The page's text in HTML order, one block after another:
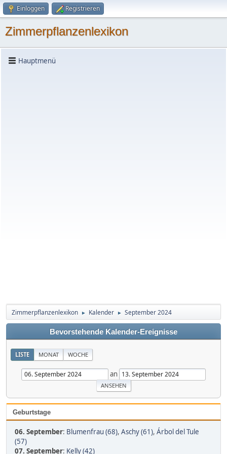
Einloggen Registrieren
Zimmerpflanzenlexikon
Hauptmenü
Zimmerpflanzenlexikon ► Kalender ► September 2024
Bevorstehende Kalender-Ereignisse
LISTE MONAT WOCHE
an
Geburtstage
06. September: Blumenfrau (68), Aschy (61), Árbol del Tule
(57)
07. September: Kelly (42)